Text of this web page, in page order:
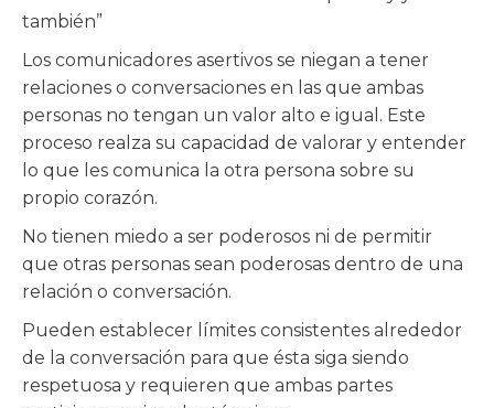
también”
Los comunicadores asertivos se niegan a tener
relaciones o conversaciones en las que ambas
personas no tengan un valor alto e igual. Este
proceso realza su capacidad de valorar y entender
lo que les comunica la otra persona sobre su
propio corazón.
No tienen miedo a ser poderosos ni de permitir
que otras personas sean poderosas dentro de una
relación o conversación.
Pueden establecer límites consistentes alrededor
de la conversación para que ésta siga siendo
respetuosa y requieren que ambas partes